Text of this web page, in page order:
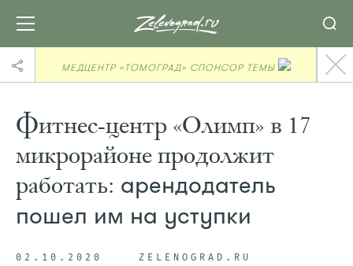
МЕДЦЕНТР «ТОМОГРАД» СПОНСОР ТЕМЫ
Фитнес-центр «Олимп» в 17
микрорайоне продолжит
работать: арендодатель
пошел им на уступки
02.10.2020 ZELENOGRAD.RU